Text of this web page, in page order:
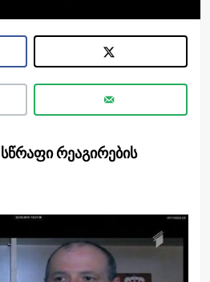
რეაგირების